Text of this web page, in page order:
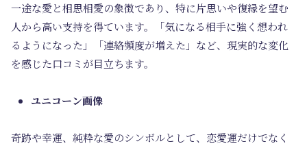
一途な愛と相思相愛の象徴であり、特に片思いや復縁を望む
人から高い支持を得ています。「気になる相手に強く想われ
るようになった」「連絡頻度が増えた」など、現実的な変化
を感じた口コミが目立ちます。
ユニコーン画像
奇跡や幸運、純粋な愛のシンボルとして、恋愛運だけでなく